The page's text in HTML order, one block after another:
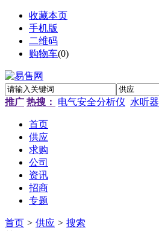
收藏本页
手机版
二维码
购物车(0)
推广 热搜： 电气安全分析仪 水听器
首页
供应
求购
公司
资讯
招商
专题
首页 > 供应 > 搜索